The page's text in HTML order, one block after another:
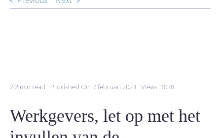
2,2 min read Published On: 7 februari 2023 Views: 1078
Werkgevers, let op met het